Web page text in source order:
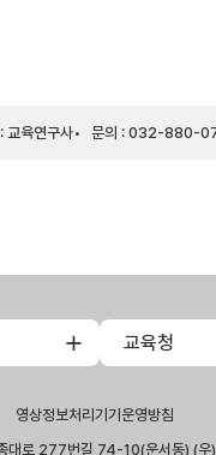
교육연구사 문의 : 032-880-
교육청
영상정보처리기기운영방침
대로 277번길 74-10(운서동) (